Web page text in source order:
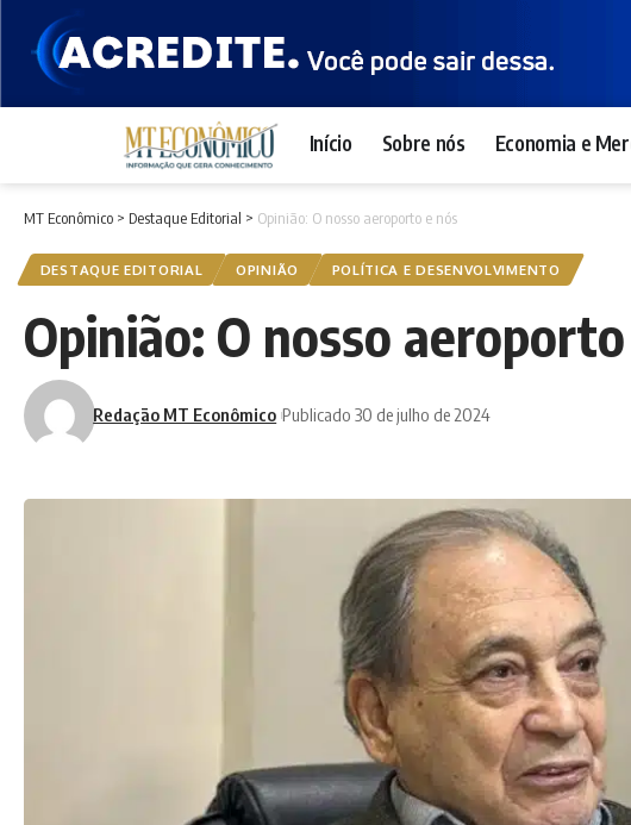
Início Sobre nós Economia e
MT Econômico > Destaque Editorial > Opinião: O nosso aeroporto e nós
DESTAQUE EDITORIAL OPINIÃO POLÍTICA E DESENVOLVIMENTO
Opinião: O nosso
Redação MT Econômico Publicado 30 de julho de 2024